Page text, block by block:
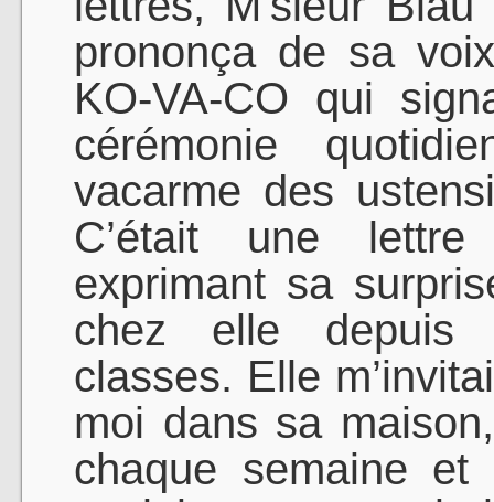
prononça de sa
KO-VA-CO qui
cérémonie
vacarme des
C’était une
exprimant sa
chez elle depuis
classes. Elle
moi dans sa
chaque semaine